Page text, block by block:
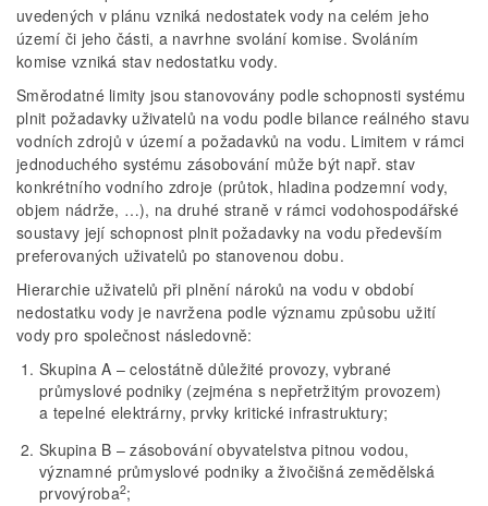
uvedených v plánu vzniká nedostatek vody na celém jeho
území či jeho části, a navrhne svolání komise. Svoláním
komise vzniká stav nedostatku vody.
Směrodatné limity jsou stanovovány podle schopnosti systému
plnit požadavky uživatelů na vodu podle bilance reálného stavu
vodních zdrojů v území a požadavků na vodu. Limitem v rámci
jednoduchého systému zásobování může být např. stav
konkrétního vodního zdroje (průtok, hladina podzemní vody,
objem nádrže, …), na druhé straně v rámci vodohospodářské
soustavy její schopnost plnit požadavky na vodu především
preferovaných uživatelů po stanovenou dobu.
Hierarchie uživatelů při plnění nároků na vodu v období
nedostatku vody je navržena podle významu způsobu užití
vody pro společnost následovně:
Skupina A – celostátně důležité provozy, vybrané
průmyslové podniky (zejména s nepřetržitým provozem)
a tepelné elektrárny, prvky kritické infrastruktury;
Skupina B – zásobování obyvatelstva pitnou vodou,
významné průmyslové podniky a živočišná zemědělská
prvovýroba2;